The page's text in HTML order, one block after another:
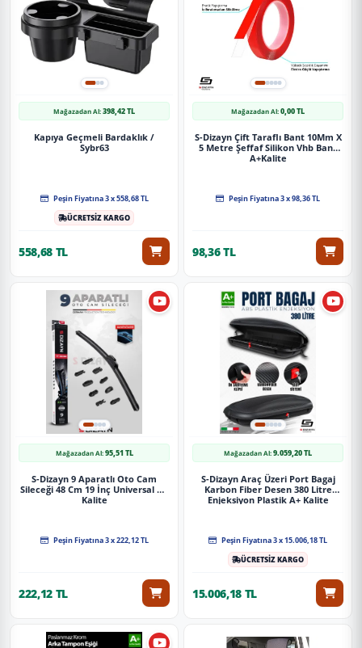
Mağazadan Al:398,42 TL
Kapıya Geçmeli Bardaklık /
Sybr63
Peşin Fiyatına 3 x 558,68 TL
ÜCRETSİZ KARGO
558,68 TL
Mağazadan Al:0,00 TL
S-Dizayn Çift Taraflı Bant 10Mm X
5 Metre Şeffaf Silikon Vhb Bant
A+Kalite
Peşin Fiyatına 3 x 98,36 TL
98,36 TL
Mağazadan Al:95,51 TL
S-Dizayn 9 Aparatlı Oto Cam
Sileceği 48 Cm 19 İnç Universal A+
Kalite
Peşin Fiyatına 3 x 222,12 TL
222,12 TL
Mağazadan Al:9.059,20 TL
S-Dizayn Araç Üzeri Port Bagaj
Karbon Fiber Desen 380 Litre
Enjeksiyon Plastik A+ Kalite
Peşin Fiyatına 3 x 15.006,18 TL
ÜCRETSİZ KARGO
15.006,18 TL